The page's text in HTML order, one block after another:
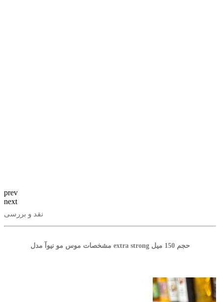
prev
next
نقد و بررسی
مشخصات موس مو نیوآ مدل extra strong حجم 150 میل